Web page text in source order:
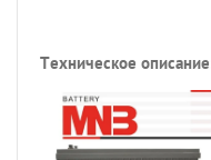
Техническое